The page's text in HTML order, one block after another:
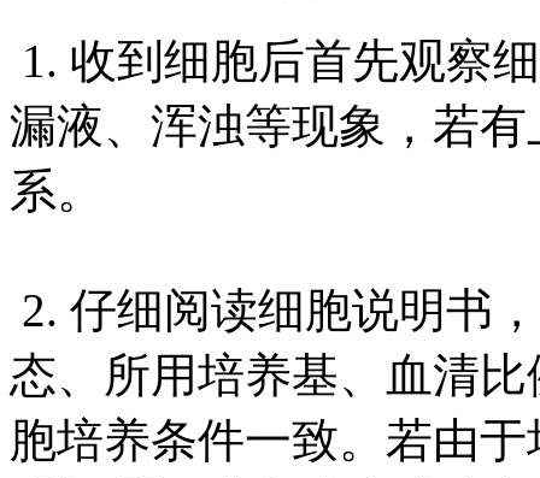
1. 收到细胞后首先观察
漏液、浑浊等现象，若
系。
2. 仔细阅读细胞说明书
态、所用培养基、血清
胞培养条件一致。若由